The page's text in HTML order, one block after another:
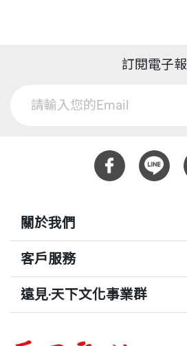
訂閱電子報
關於我們
客戶服務
遠見‧天下文化事業群